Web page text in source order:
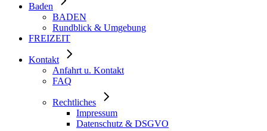
Baden
BADEN
Rundblick & Umgebung
FREIZEIT
Kontakt
Anfahrt u. Kontakt
FAQ
Rechtliches
Impressum
Datenschutz & DSGVO